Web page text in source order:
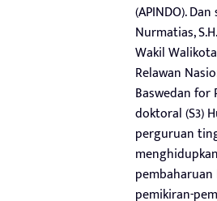
(APINDO).
Nurmatias,
Wakil
Relawan
Baswedan for
doktoral (S3)
perguruan
pemikiran-